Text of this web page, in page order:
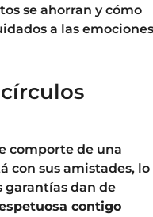
se ahorran y cómo
a las
comporte de una
con sus amistades, lo
garantías dan de
contigo